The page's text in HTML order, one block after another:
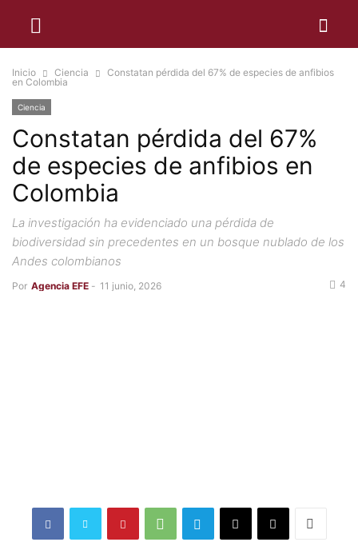
Inicio Ciencia
Constatan pérdida del 67% de especies de anfibios
en Colombia
Ciencia
Constatan pérdida del 67%
de especies de anfibios en
Colombia
La investigación ha evidenciado una pérdida de
biodiversidad sin precedentes en un bosque nublado de los
Andes colombianos
Por Agencia EFE - 11 junio, 2026 4